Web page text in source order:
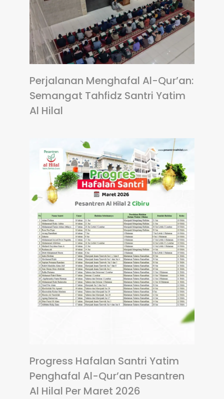
Perjalanan Menghafal Al-Qur’an:
Semangat Tahfidz Santri Yatim
Al Hilal
Progress Hafalan Santri Yatim
Penghafal Al-Qur’an Pesantren
Al Hilal Per Maret 2026